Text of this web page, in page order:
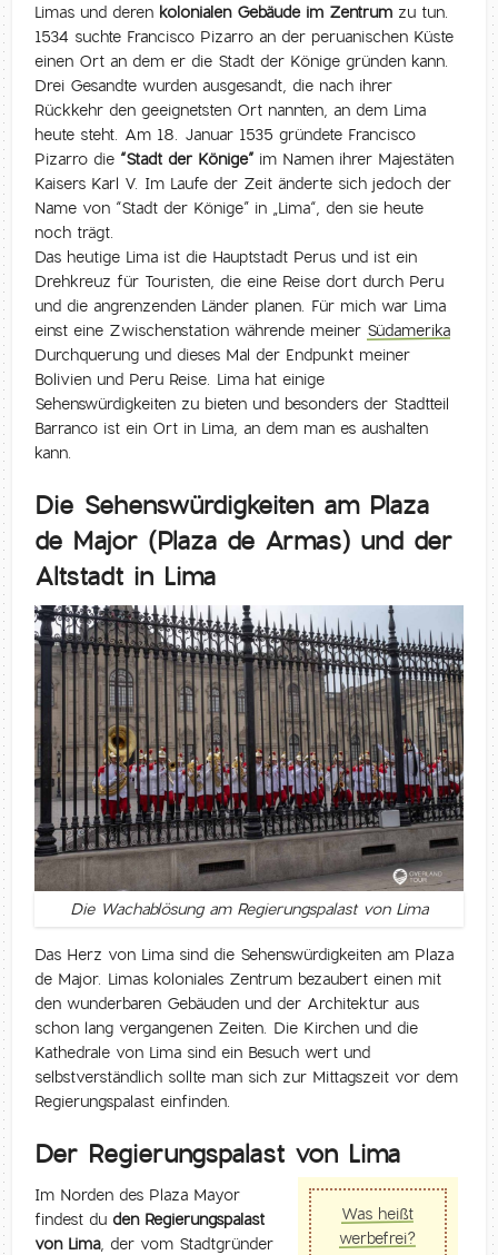
Limas und deren kolonialen Gebäude im Zentrum zu tun.
1534 suchte Francisco Pizarro an der peruanischen Küste
einen Ort an dem er die Stadt der Könige gründen kann.
Drei Gesandte wurden ausgesandt, die nach ihrer
Rückkehr den geeignetsten Ort nannten, an dem Lima
heute steht. Am 18. Januar 1535 gründete Francisco
Pizarro die “Stadt der Könige” im Namen ihrer Majestäten
Kaisers Karl V. Im Laufe der Zeit änderte sich jedoch der
Name von “Stadt der Könige” in „Lima“, den sie heute
noch trägt.
Das heutige Lima ist die Hauptstadt Perus und ist ein
Drehkreuz für Touristen, die eine Reise dort durch Peru
und die angrenzenden Länder planen. Für mich war Lima
einst eine Zwischenstation währende meiner Südamerika
Durchquerung und dieses Mal der Endpunkt meiner
Bolivien und Peru Reise. Lima hat einige
Sehenswürdigkeiten zu bieten und besonders der Stadtteil
Barranco ist ein Ort in Lima, an dem man es aushalten
kann.
Die Sehenswürdigkeiten am Plaza
de Major (Plaza de Armas) und der
Altstadt in Lima
Die Wachablösung am Regierungspalast von Lima
Das Herz von Lima sind die Sehenswürdigkeiten am Plaza
de Major. Limas koloniales Zentrum bezaubert einen mit
den wunderbaren Gebäuden und der Architektur aus
schon lang vergangenen Zeiten. Die Kirchen und die
Kathedrale von Lima sind ein Besuch wert und
selbstverständlich sollte man sich zur Mittagszeit vor dem
Regierungspalast einfinden.
Der Regierungspalast von Lima
Was heißt
werbefrei?
Im Norden des Plaza Mayor
findest duden Regierungspalast
von Lima, der vom Stadtgründer